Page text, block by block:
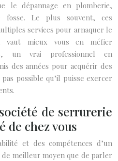
le dépannage en plomberie,
fosse. Le plus souvent, ces
services pour arnaquer le
mieux vous en méfier
un vrai professionnel en
des années pour acquérir des
possible qu’il puisse exercer
de serrurerie
de chez vous
et des compétences d’un
de meilleur moyen que de parler